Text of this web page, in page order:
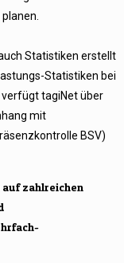
Statistiken erstellt
Statistiken bei
tagiNet über
mit
BSV)
zahlreichen